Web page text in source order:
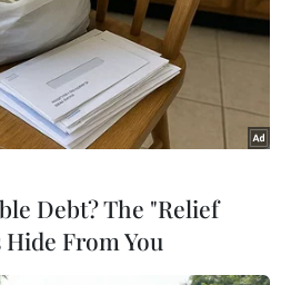
nhằm giám sát việc Israel
Liban./.
(TTXVN/Vietnam+)
Debt? The "Relief
From You